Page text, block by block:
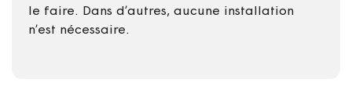
le faire. Dans d’autres, aucune installation
n’est nécessaire.